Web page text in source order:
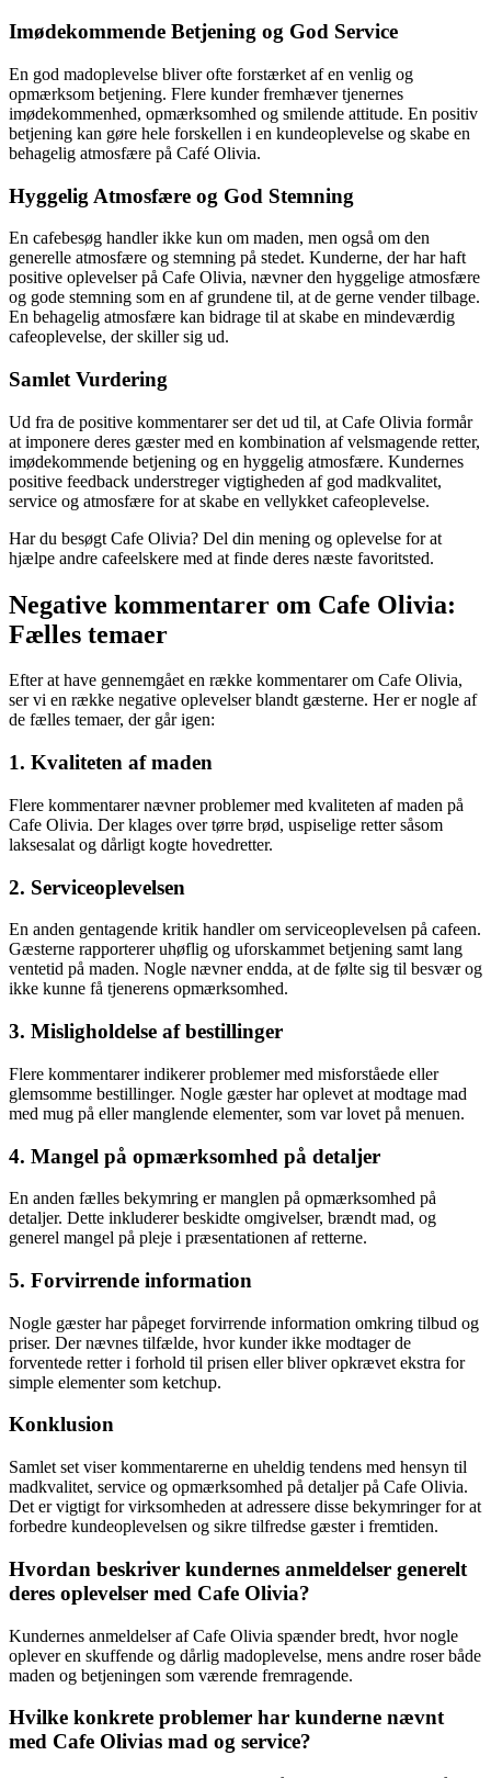
Imødekommende Betjening og God Service
En god madoplevelse bliver ofte forstærket af en venlig og
opmærksom betjening. Flere kunder fremhæver tjenernes
imødekommenhed, opmærksomhed og smilende attitude. En positiv
betjening kan gøre hele forskellen i en kundeoplevelse og skabe en
behagelig atmosfære på Café Olivia.
Hyggelig Atmosfære og God Stemning
En cafebesøg handler ikke kun om maden, men også om den
generelle atmosfære og stemning på stedet. Kunderne, der har haft
positive oplevelser på Cafe Olivia, nævner den hyggelige atmosfære
og gode stemning som en af grundene til, at de gerne vender tilbage.
En behagelig atmosfære kan bidrage til at skabe en mindeværdig
cafeoplevelse, der skiller sig ud.
Samlet Vurdering
Ud fra de positive kommentarer ser det ud til, at Cafe Olivia formår
at imponere deres gæster med en kombination af velsmagende retter,
imødekommende betjening og en hyggelig atmosfære. Kundernes
positive feedback understreger vigtigheden af god madkvalitet,
service og atmosfære for at skabe en vellykket cafeoplevelse.
Har du besøgt Cafe Olivia? Del din mening og oplevelse for at
hjælpe andre cafeelskere med at finde deres næste favoritsted.
Negative kommentarer om Cafe Olivia:
Fælles temaer
Efter at have gennemgået en række kommentarer om Cafe Olivia,
ser vi en række negative oplevelser blandt gæsterne. Her er nogle af
de fælles temaer, der går igen:
1. Kvaliteten af maden
Flere kommentarer nævner problemer med kvaliteten af maden på
Cafe Olivia. Der klages over tørre brød, uspiselige retter såsom
laksesalat og dårligt kogte hovedretter.
2. Serviceoplevelsen
En anden gentagende kritik handler om serviceoplevelsen på cafeen.
Gæsterne rapporterer uhøflig og uforskammet betjening samt lang
ventetid på maden. Nogle nævner endda, at de følte sig til besvær og
ikke kunne få tjenerens opmærksomhed.
3. Misligholdelse af bestillinger
Flere kommentarer indikerer problemer med misforståede eller
glemsomme bestillinger. Nogle gæster har oplevet at modtage mad
med mug på eller manglende elementer, som var lovet på menuen.
4. Mangel på opmærksomhed på detaljer
En anden fælles bekymring er manglen på opmærksomhed på
detaljer. Dette inkluderer beskidte omgivelser, brændt mad, og
generel mangel på pleje i præsentationen af retterne.
5. Forvirrende information
Nogle gæster har påpeget forvirrende information omkring tilbud og
priser. Der nævnes tilfælde, hvor kunder ikke modtager de
forventede retter i forhold til prisen eller bliver opkrævet ekstra for
simple elementer som ketchup.
Konklusion
Samlet set viser kommentarerne en uheldig tendens med hensyn til
madkvalitet, service og opmærksomhed på detaljer på Cafe Olivia.
Det er vigtigt for virksomheden at adressere disse bekymringer for at
forbedre kundeoplevelsen og sikre tilfredse gæster i fremtiden.
Hvordan beskriver kundernes anmeldelser generelt
deres oplevelser med Cafe Olivia?
Kundernes anmeldelser af Cafe Olivia spænder bredt, hvor nogle
oplever en skuffende og dårlig madoplevelse, mens andre roser både
maden og betjeningen som værende fremragende.
Hvilke konkrete problemer har kunderne nævnt
med Cafe Olivias mad og service?